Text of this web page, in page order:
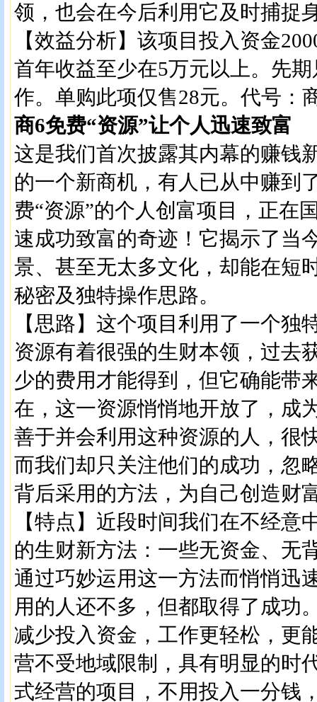
领，也会在今后利用它及时捕捉
【效益分析】该项目投入资金
首年收益至少在5万元以上。先
作。单购此项仅售28元。代号：
商6免费“资源”让个人迅速致富
这是我们首次披露其内幕的赚钱
的一个新商机，有人已从中赚到
费“资源”的个人创富项目，正在
速成功致富的奇迹！它揭示了当
景、甚至无太多文化，却能在短
秘密及独特操作思路。
【思路】这个项目利用了一个独
资源有着很强的生财本领，过去
少的费用才能得到，但它确能带
在，这一资源悄悄地开放了，成
善于并会利用这种资源的人，很
而我们却只关注他们的成功，忽
背后采用的方法，为自己创造财
【特点】近段时间我们在不经意
的生财新方法：一些无资金、无
通过巧妙运用这一方法而悄悄迅
用的人还不多，但都取得了成功
减少投入资金，工作更轻松，更
营不受地域限制，具有明显的时
式经营的项目，不用投入一分钱